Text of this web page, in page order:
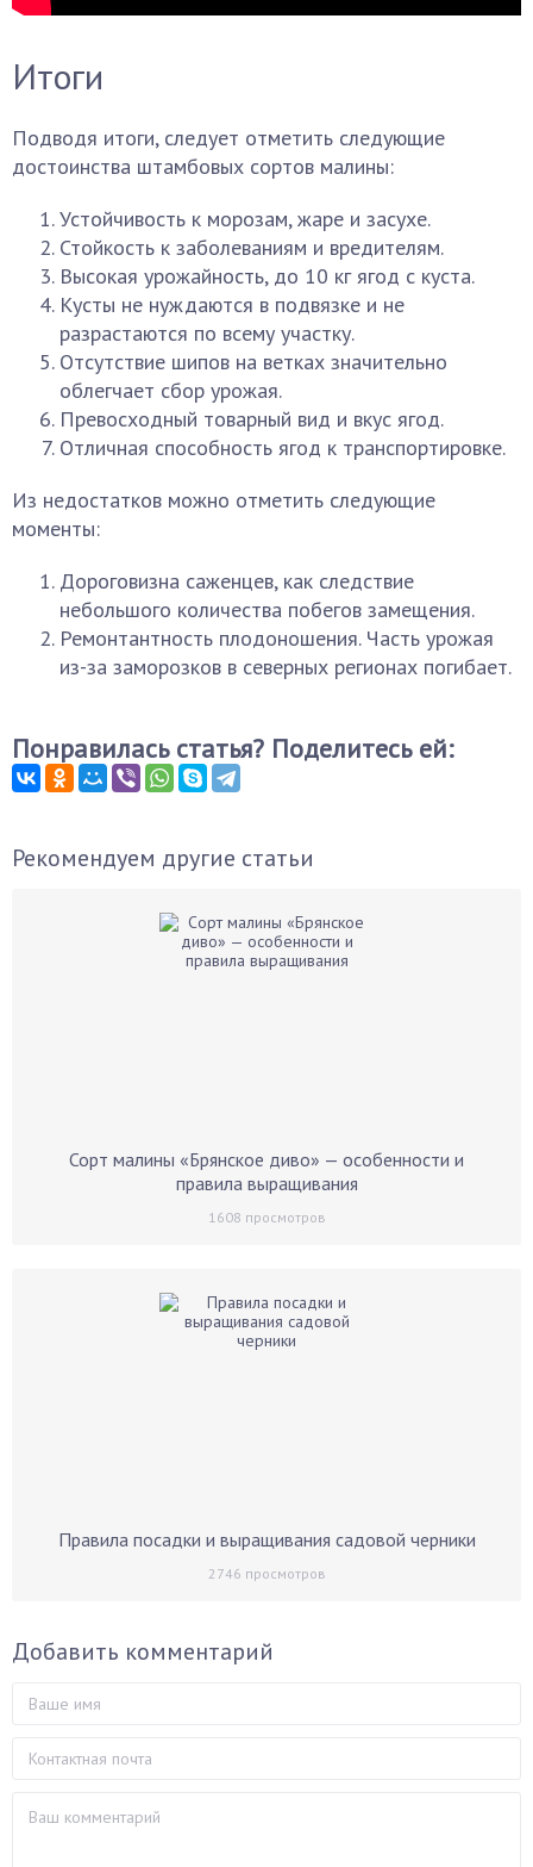
Итоги
Подводя итоги, следует отметить следующие
достоинства штамбовых сортов малины:
Устойчивость к морозам, жаре и засухе.
Стойкость к заболеваниям и вредителям.
Высокая урожайность, до 10 кг ягод с куста.
Кусты не нуждаются в подвязке и не
разрастаются по всему участку.
Отсутствие шипов на ветках значительно
облегчает сбор урожая.
Превосходный товарный вид и вкус ягод.
Отличная способность ягод к транспортировке.
Из недостатков можно отметить следующие
моменты:
Дороговизна саженцев, как следствие
небольшого количества побегов замещения.
Ремонтантность плодоношения. Часть урожая
из-за заморозков в северных регионах погибает.
Понравилась статья? Поделитесь ей:
Рекомендуем другие статьи
Сорт малины «Брянское диво» — особенности и
правила выращивания
1608 просмотров
Правила посадки и выращивания садовой черники
2746 просмотров
Добавить комментарий